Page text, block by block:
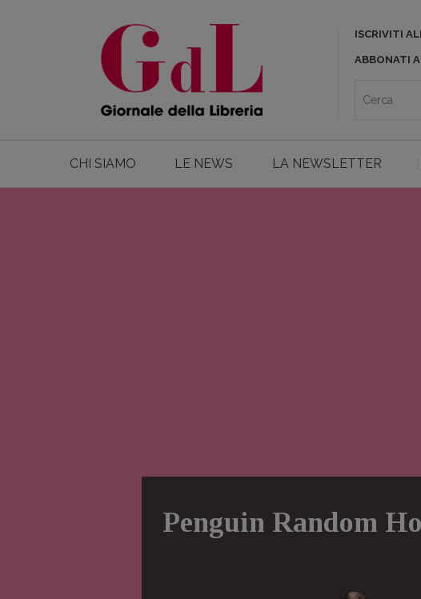
ISCRIVITI
ABBONATI
CHI SIAMO LE NEWS LA NEWSLETTER
Penguin Random